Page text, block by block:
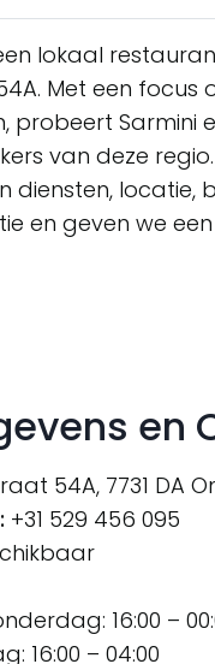
lokaal
Met een focus
Sarmini
van deze
locatie,
en geven we
en
54A, 7731 DA
+31 529 456 095
16:00 –
16:00 – 04:00